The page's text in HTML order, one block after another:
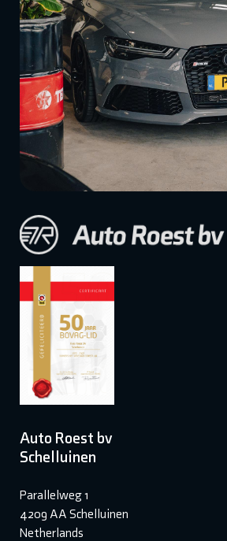
Auto Roest bv
Schelluinen
Parallelweg 1
4209 AA Schelluinen
Netherlands